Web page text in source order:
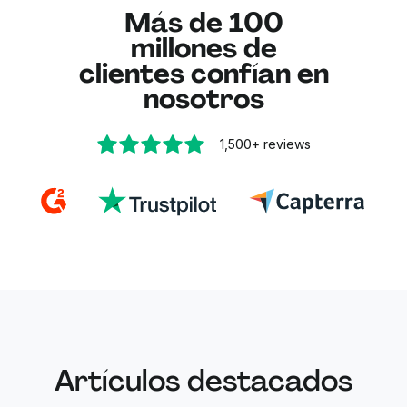
el archivo actualizado directamente en Drive.
Esta integración mantiene tu flujo de trabajo
organizado y respeta los permisos de
compartición del archivo.
Más de 100
millones de
clientes confían en
nosotros
1,500+ reviews
Artículos destacados